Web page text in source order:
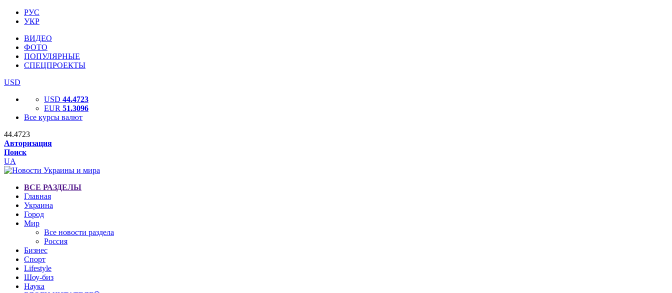
РУС
УКР
ВИДЕО
ФОТО
ПОПУЛЯРНЫЕ
СПЕЦПРОЕКТЫ
USD
USD 44.4723
EUR 51.3096
Все курсы валют
44.4723
Авторизация
Поиск
UA
ВСЕ РАЗДЕЛЫ
Главная
Украина
Город
Мир
Все новости раздела
Россия
Бизнес
Спорт
Lifestyle
Шоу-биз
Наука